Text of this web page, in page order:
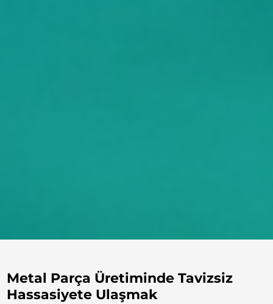
Metal Parça Üretiminde Tavizsiz
Hassasiyete Ulaşmak